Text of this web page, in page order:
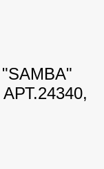
И
УДОБРЕНИЯ